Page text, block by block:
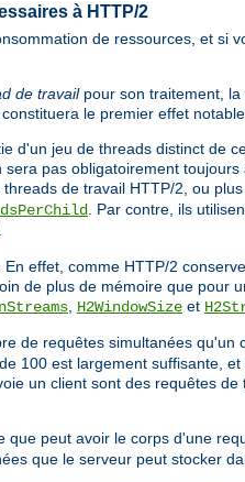
à HTTP/2
de ressources, et si
de travailpour son traitement, la
le premier effet
d'un jeu de threads distinct de
pas obligatoirement
de travail HTTP/2, ou
. Par contre, ils
effet, comme HTTP/2
de plus de mémoire que pour
H2WindowSize et
de requêtes simultanées
100 est largement suffisante,
un client sont des requêtes
que peut avoir le corps d'une
que le serveur peut stocker